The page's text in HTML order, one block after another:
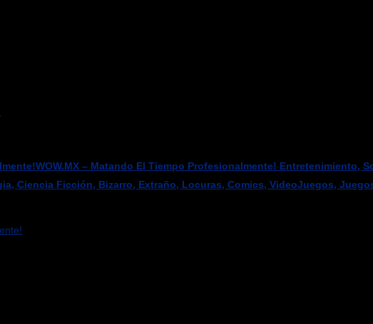
WOW.MX – Matando El Tiempo Profesionalmente! Entretenimiento,
Ciencia Ficción, Bizarro, Extraño, Locuras, Comics, VideoJuegos,